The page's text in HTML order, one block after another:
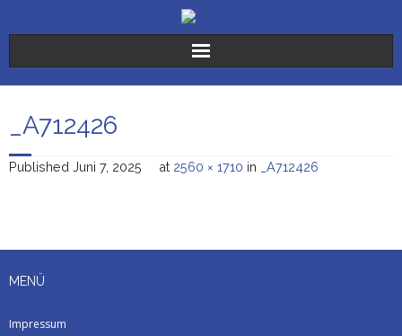
Der Verein
Die Stiftungen
Sr. Karoline
Spenden
_A712426
Published Juni 7, 2025 at 2560 × 1710 in _A712426
MENÜ
Impressum